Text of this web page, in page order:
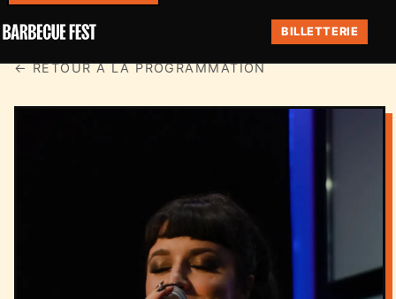
BILLETTERIE
← RETOUR À LA PROGRAMMATION